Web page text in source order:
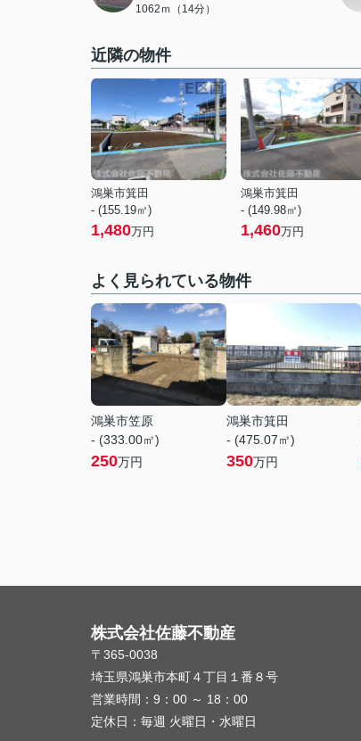
1062ｍ（14分）
近隣の物件
鴻巣市箕田
- (155.19㎡)
1,480万円
鴻巣市箕田
- (149.98㎡)
1,460万円
よく見られている物件
鴻巣市笠原
- (333.00㎡)
250万円
鴻巣市箕田
- (475.07㎡)
350万円
株式会社佐藤不動産
〒365-0038
埼玉県鴻巣市本町４丁目１番８号
営業時間： 9：00 ～ 18：00
定休日： 毎週 火曜日・水曜日